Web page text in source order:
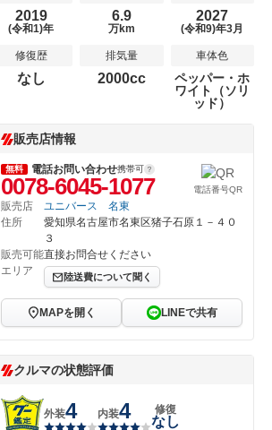
2019
(令和1)年
6.9
万km
2027
(令和9)年3月
修復歴
なし
排気量
2000cc
車体色
ペッパー・ホ
ワイト（ソリ
ッド）
販売店情報
無料 電話お問い合わせ携帯可
0078-6045-1077 電話番号QR
販売店
ユニバース 名東
住所
愛知県名古屋市名東区猪子石原１－４０
３
販売可能
エリア
直接お問合せください
陸送費について聞く
MAPを開く LINEで共有
クルマの状態評価
外装4 内装4 修復
なし